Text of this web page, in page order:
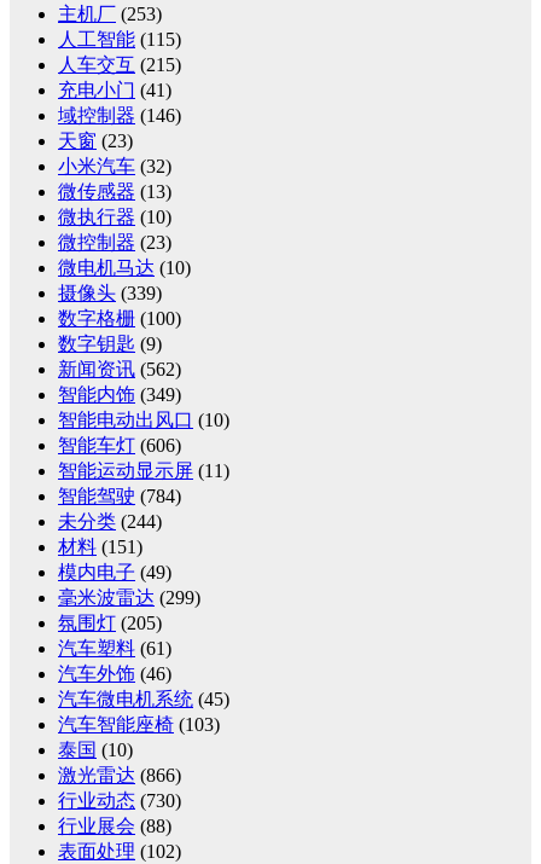
主机厂 (253)
人工智能 (115)
人车交互 (215)
充电小门 (41)
域控制器 (146)
天窗 (23)
小米汽车 (32)
微传感器 (13)
微执行器 (10)
微控制器 (23)
微电机马达 (10)
摄像头 (339)
数字格栅 (100)
数字钥匙 (9)
新闻资讯 (562)
智能内饰 (349)
智能电动出风口 (10)
智能车灯 (606)
智能运动显示屏 (11)
智能驾驶 (784)
未分类 (244)
材料 (151)
模内电子 (49)
毫米波雷达 (299)
氛围灯 (205)
汽车塑料 (61)
汽车外饰 (46)
汽车微电机系统 (45)
汽车智能座椅 (103)
泰国 (10)
激光雷达 (866)
行业动态 (730)
行业展会 (88)
表面处理 (102)